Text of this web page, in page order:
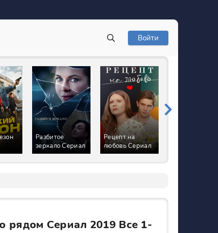
Войти
Разбитое
зеркало Сериал
Рецепт на
любовь Сериал
рядом Сериал 2019 Все 1-